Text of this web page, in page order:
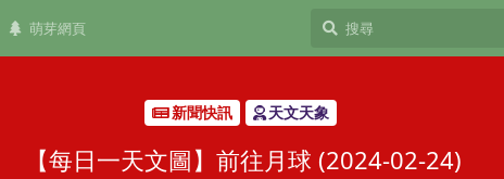
萌芽網頁
新聞快訊 天文天象
【每日一天文圖】前往月球 (2024-02-24)